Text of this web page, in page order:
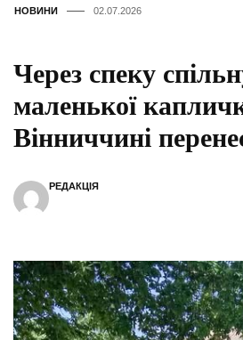
НОВИНИ 02.07.2026
Через спеку
маленької
Вінниччині
РЕДАКЦІЯ